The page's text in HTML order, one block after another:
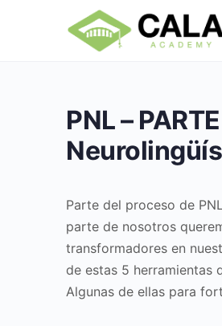
PNL –
Parte del proceso de
parte de nosotros
transformadores en
de estas 5 herramientas
Algunas de ellas para